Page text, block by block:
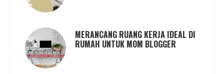
MERANCANG RUANG KERJA IDEAL DI
RUMAH UNTUK MOM BLOGGER